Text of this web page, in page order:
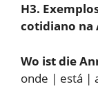
H3.
cotidiano na
Wo ist die
onde | está |